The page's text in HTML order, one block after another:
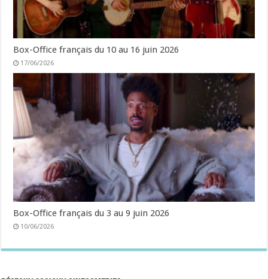
Box-Office français du 10 au 16 juin 2026
17/06/2026
Box-Office français du 3 au 9 juin 2026
10/06/2026